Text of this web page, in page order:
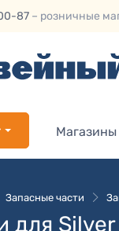
87 – розничные
Магазины
Запасные части
для